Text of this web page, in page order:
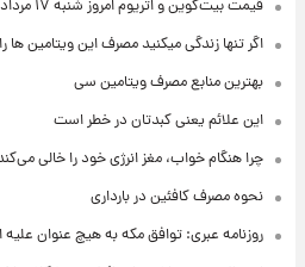
قیمت بیت‌کوین و اتریوم امروز شنبه ۱۷ مرداد
اگر تنها زندگی میکنید مصرف این ویتامین ها
بهترین منابع مصرف ویتامین سی
این علائم یعنی کبدتان در خطر است
چرا هنگام خواب، مغز انرژی خود را خالی
نحوه مصرف کافئین در بارداری
روزنامه عبری: توافق مکه به هیچ عنوان